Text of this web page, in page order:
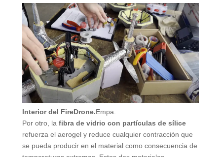
Interior del FireDrone.Empa.
Por otro, la fibra de vidrio con partículas de sílice
refuerza el aerogel y reduce cualquier contracción que
se pueda producir en el material como consecuencia de